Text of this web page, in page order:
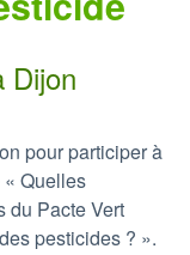
Dijon
pour participer à
Quelles
du Pacte Vert
pesticides ? ».